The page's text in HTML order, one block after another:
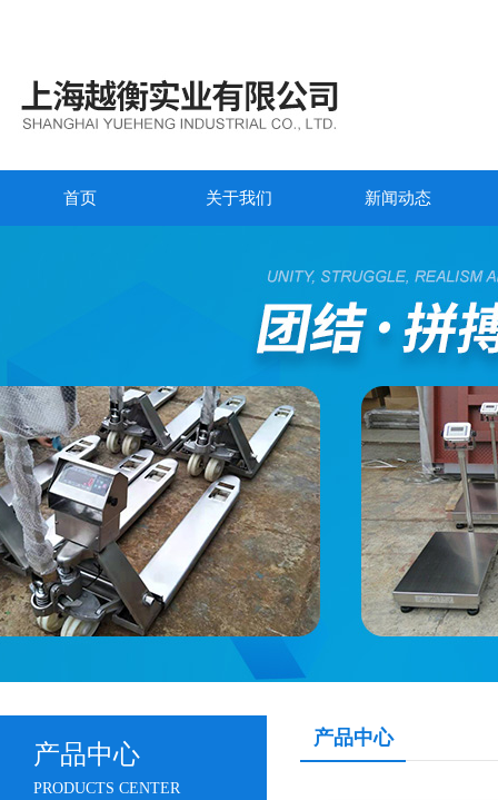
首页 关于我们 新闻动态
产品中心
PRODUCTS CENTER
产品中心